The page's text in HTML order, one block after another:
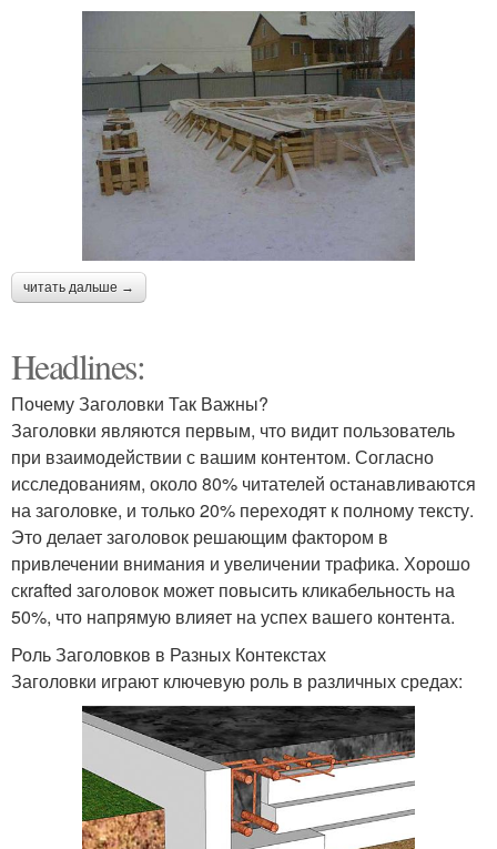
читать дальше →
Headlines:
Почему Заголовки Так Важны?
Заголовки являются первым, что видит пользователь
при взаимодействии с вашим контентом. Согласно
исследованиям, около 80% читателей останавливаются
на заголовке, и только 20% переходят к полному тексту.
Это делает заголовок решающим фактором в
привлечении внимания и увеличении трафика. Хорошо
скrafted заголовок может повысить кликабельность на
50%, что напрямую влияет на успех вашего контента.
Роль Заголовков в Разных Контекстах
Заголовки играют ключевую роль в различных средах: